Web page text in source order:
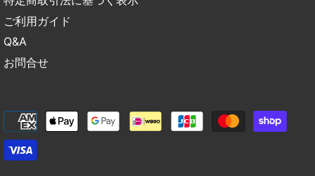
ご利用ガイド
Q&A
お問合せ